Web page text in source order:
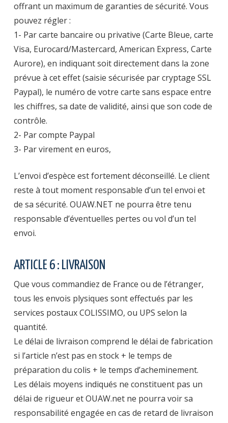
offrant un maximum de garanties de sécurité. Vous
pouvez régler :
1- Par carte bancaire ou privative (Carte Bleue, carte
Visa, Eurocard/Mastercard, American Express, Carte
Aurore), en indiquant soit directement dans la zone
prévue à cet effet (saisie sécurisée par cryptage SSL
Paypal), le numéro de votre carte sans espace entre
les chiffres, sa date de validité, ainsi que son code de
contrôle.
2- Par compte Paypal
3- Par virement en euros,
L’envoi d’espèce est fortement déconseillé. Le client
reste à tout moment responsable d’un tel envoi et
de sa sécurité. OUAW.NET ne pourra être tenu
responsable d’éventuelles pertes ou vol d’un tel
envoi.
ARTICLE 6 : LIVRAISON
Que vous commandiez de France ou de l’étranger,
tous les envois plysiques sont effectués par les
services postaux COLISSIMO, ou UPS selon la
quantité.
Le délai de livraison comprend le délai de fabrication
si l’article n’est pas en stock + le temps de
préparation du colis + le temps d’acheminement.
Les délais moyens indiqués ne constituent pas un
délai de rigueur et OUAW.net ne pourra voir sa
responsabilité engagée en cas de retard de livraison